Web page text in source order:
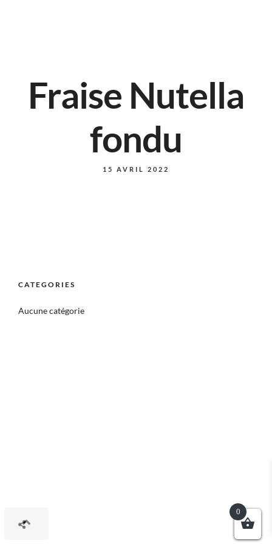
Fraise Nutella
fondu
15 AVRIL 2022
CATEGORIES
Aucune catégorie
0